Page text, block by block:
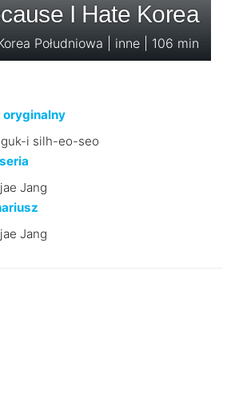
I Hate Korea
Południowa | inne | 106 min
oryginalny
i silh-eo-seo
Jang
Jang